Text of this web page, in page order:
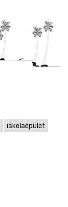
iskolaépület